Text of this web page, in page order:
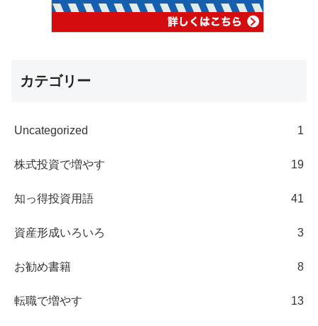
カテゴリー
Uncategorized 1
株式投資で増やす 19
知っ得投資用語 41
資産形成いろいろ 3
お勧め書籍 8
転職で増やす 13